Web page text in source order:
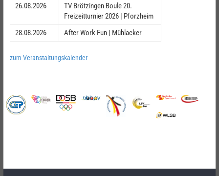
26.08.2026
TV Brötzingen Boule 20.
Freizeitturnier 2026 | Pforzheim
28.08.2026
After Work Fun | Mühlacker
zum Veranstaltungskalender